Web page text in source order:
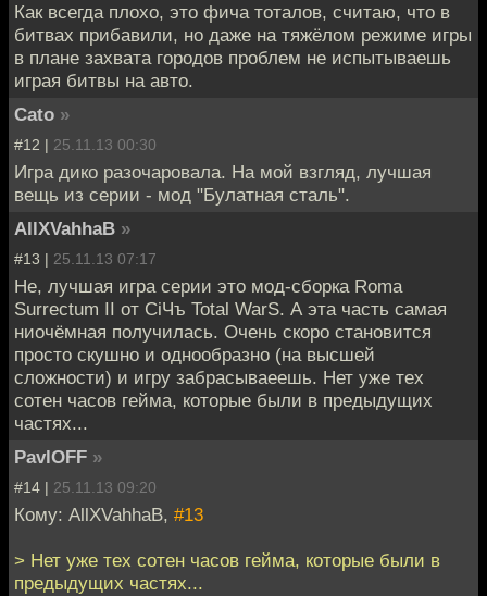
Как всегда плохо, это фича тоталов, считаю, что в
битвах прибавили, но даже на тяжёлом режиме игры
в плане захвата городов проблем не испытываешь
играя битвы на авто.
Cato »
#12 | 25.11.13 00:30
Игра дико разочаровала. На мой взгляд, лучшая
вещь из серии - мод "Булатная сталь".
AllXVahhaB »
#13 | 25.11.13 07:17
Не, лучшая игра серии это мод-сборка Roma
Surrectum II от СiЧъ Total WarS. А эта часть самая
ниочёмная получилась. Очень скоро становится
просто скушно и однообразно (на высшей
сложности) и игру забрасываеешь. Нет уже тех
сотен часов гейма, которые были в предыдущих
частях...
PavlOFF »
#14 | 25.11.13 09:20
Кому: AllXVahhaB, #13
> Нет уже тех сотен часов гейма, которые были в
предыдущих частях...